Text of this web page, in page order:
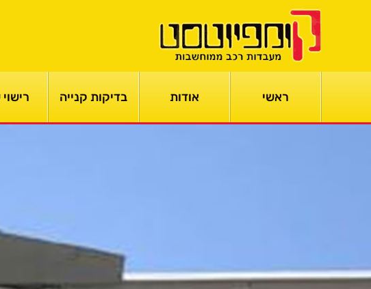
ראשי אודות בדיקות קנייה